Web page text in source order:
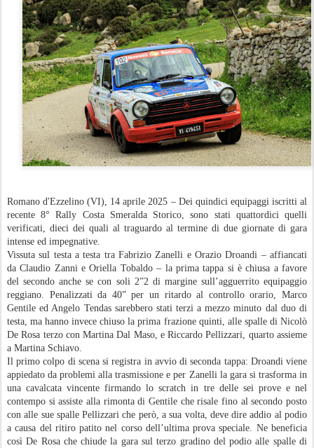
Romano d'Ezzelino (VI), 14 aprile 2025 – Dei quindici equipaggi iscritti al
recente 8° Rally Costa Smeralda Storico, sono stati quattordici quelli
verificati, dieci dei quali al traguardo al termine di due giornate di gara
intense ed impegnative.
Vissuta sul testa a testa tra Fabrizio Zanelli e Orazio Droandi – affiancati
da Claudio Zanni e Oriella Tobaldo – la prima tappa si è chiusa a favore
del secondo anche se con soli 2”2 di margine sull’agguerrito equipaggio
reggiano. Penalizzati da 40” per un ritardo al controllo orario, Marco
Gentile ed Angelo Tendas sarebbero stati terzi a mezzo minuto dal duo di
testa, ma hanno invece chiuso la prima frazione quinti, alle spalle di Nicolò
De Rosa terzo con Martina Dal Maso, e Riccardo Pellizzari, quarto assieme
a Martina Schiavo.
Il primo colpo di scena si registra in avvio di seconda tappa: Droandi viene
appiedato da problemi alla trasmissione e per Zanelli la gara si trasforma in
una cavalcata vincente firmando lo scratch in tre delle sei prove e nel
contempo si assiste alla rimonta di Gentile che risale fino al secondo posto
con alle sue spalle Pellizzari che però, a sua volta, deve dire addio al podio
a causa del ritiro patito nel corso dell’ultima prova speciale. Ne beneficia
così De Rosa che chiude la gara sul terzo gradino del podio alle spalle di